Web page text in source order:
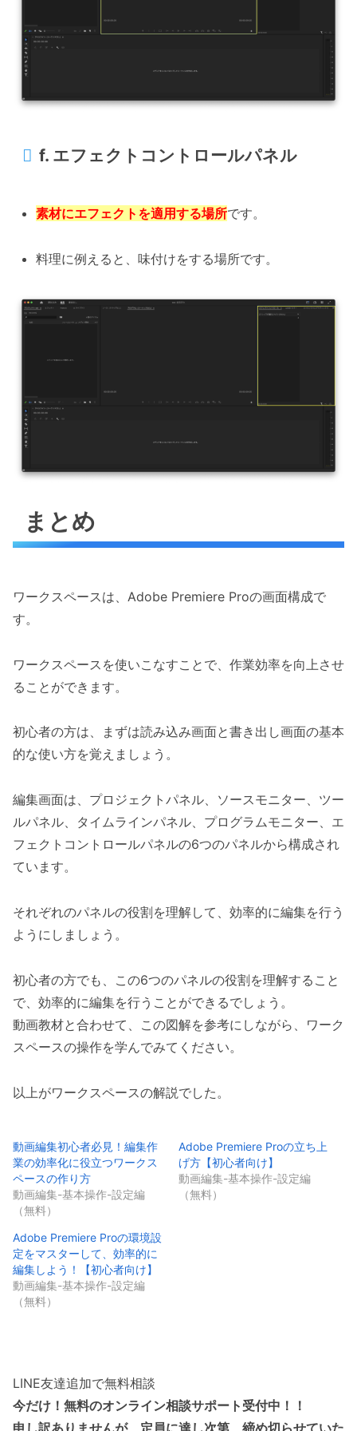
f. エフェクトコントロールパネル
素材にエフェクトを適用する場所です。
料理に例えると、味付けをする場所です。
まとめ
ワークスペースは、Adobe Premiere Proの画面構成で
す。
ワークスペースを使いこなすことで、作業効率を向上させ
ることができます。
初心者の方は、まずは読み込み画面と書き出し画面の基本
的な使い方を覚えましょう。
編集画面は、プロジェクトパネル、ソースモニター、ツー
ルパネル、タイムラインパネル、プログラムモニター、エ
フェクトコントロールパネルの6つのパネルから構成され
ています。
それぞれのパネルの役割を理解して、効率的に編集を行う
ようにしましょう。
初心者の方でも、この6つのパネルの役割を理解すること
で、効率的に編集を行うことができるでしょう。
動画教材と合わせて、この図解を参考にしながら、ワーク
スペースの操作を学んでみてください。
以上がワークスペースの解説でした。
動画編集初心者必見！編集作
業の効率化に役立つワークス
ペースの作り方
動画編集-基本操作-設定編
（無料）
Adobe Premiere Proの立ち上
げ方【初心者向け】
動画編集-基本操作-設定編
（無料）
Adobe Premiere Proの環境設
定をマスターして、効率的に
編集しよう！【初心者向け】
動画編集-基本操作-設定編
（無料）
LINE友達追加で無料相談
今だけ！無料のオンライン相談サポート受付中！！